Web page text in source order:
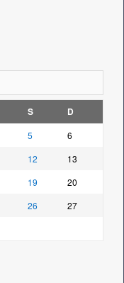
S D
5
6
12
13
19
20
26
27